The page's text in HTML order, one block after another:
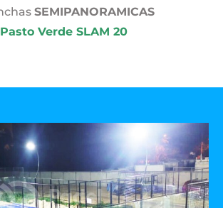
SEMIPANORAMICAS
Pasto Verde SLAM 20